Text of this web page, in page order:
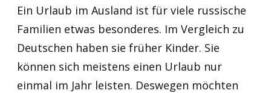
Ein Urlaub im Ausland ist für viele russische
Familien etwas besonderes. Im Vergleich zu
Deutschen haben sie früher Kinder. Sie
können sich meistens einen Urlaub nur
einmal im Jahr leisten. Deswegen möchten